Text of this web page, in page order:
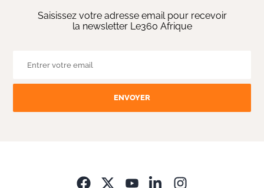
Saisissez votre adresse email pour recevoir
la newsletter Le360 Afrique
ENVOYER